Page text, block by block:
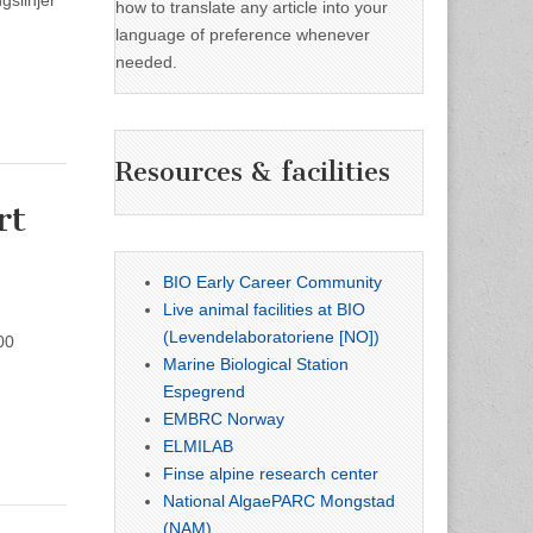
how to translate any article into your
language of preference whenever
needed.
Resources & facilities
BIO Early Career Community
Live animal facilities at BIO
(Levendelaboratoriene [NO])
Marine Biological Station
Espegrend
EMBRC Norway
ELMILAB
Finse alpine research center
National AlgaePARC Mongstad
(NAM)